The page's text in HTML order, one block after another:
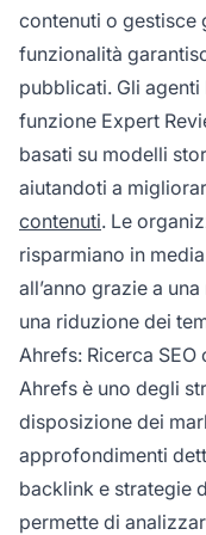
contenuti o gestisce
funzionalità
pubblicati. Gli
funzione Expert
basati su modelli
aiutandoti a
contenuti. Le
risparmiano in
all’anno grazie a
una riduzione dei
Ahrefs: Ricerca
Ahrefs è uno degli
disposizione dei
approfondimenti
backlink e strategie
permette di